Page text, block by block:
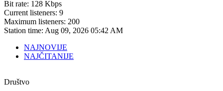
Bit rate: 128 Kbps
Current listeners: 9
Maximum listeners: 200
Station time: Aug 09, 2026 05:42 AM
NAJNOVIJE
NAJČITANIJE
Društvo